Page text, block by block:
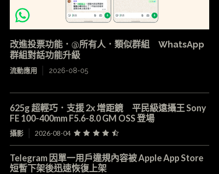
改進投票功能．@所有人．類似群組 WhatsApp
群組對話功能升級
流動應用 2026-08-05
625g 超輕巧．支援 2x 增距鏡 平民級遠攝王 Sony
FE 100-400mm F5.6-8.0 GM OSS 登場
攝影 2026-08-04
Telegram 因單一用戶違規內容被 Apple App Store
短暫下架後迅速恢復上架